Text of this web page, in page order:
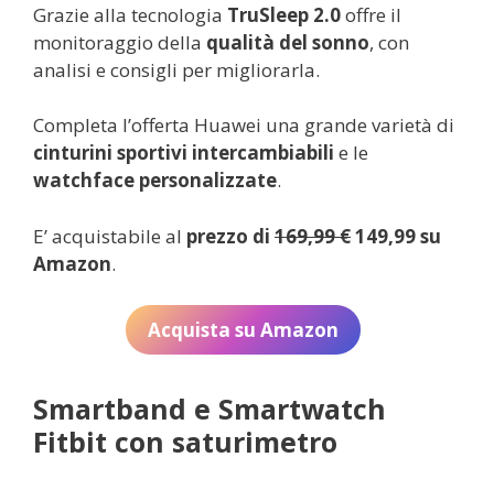
Grazie alla tecnologia TruSleep 2.0offre il
monitoraggio della qualità del sonno, con
analisi e consigli per migliorarla.
Completa l’offerta Huawei una grande varietà di
cinturini sportivi intercambiabili e le
watchface personalizzate.
E’ acquistabile al prezzo di 169,99 €149,99 su
Amazon.
Acquista su Amazon
Smartband e Smartwatch
Fitbit con saturimetro